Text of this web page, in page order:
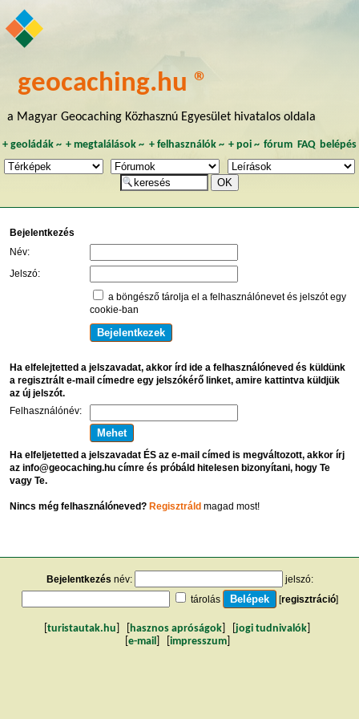
geocaching.hu ®
a Magyar Geocaching Közhasznú Egyesület hivatalos oldala
+ geoládák~ +megtalálások ~ + felhasználók~ + poi~ fórum FAQ belépés
Bejelentkezés
Név:
Jelszó:
a böngésző tárolja el a felhasználónevet és jelszót egy
cookie-ban
Ha elfelejtetted a jelszavadat, akkor írd ide a felhasználóneved és küldünk
a regisztrált e-mail címedre egy jelszókérő linket, amire kattintva küldjük
az új jelszót.
Felhasználónév:
Ha elfeljetetted a jelszavadat ÉS az e-mail címed is megváltozott, akkor írj
az info@geocaching.hu címre és próbáld hitelesen bizonyítani, hogy Te
vagy Te.
Nincs még felhasználóneved? Regisztráldmagad most!
Bejelentkezés név:
jelszó:
tárolás
[regisztráció]
turistautak.hu hasznos apróságok jogi tudnivalók
e-mail impresszum]